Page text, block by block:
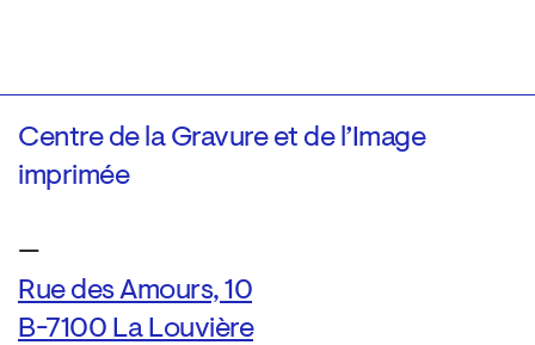
Centre de la Gravure et de l’Image
imprimée
—
Rue des Amours, 10
B-7100 La Louvière